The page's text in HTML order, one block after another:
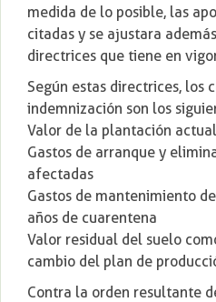
medida de lo posible, las
citadas y se ajustara
directrices que tiene en
Según estas directrices, los
indemnización son los
Valor de la plantación actual
Gastos de arranque y
afectadas
Gastos de mantenimiento
años de cuarentena
Valor residual del suelo
cambio del plan de
Contra la orden resultante